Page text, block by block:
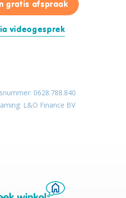
gratis afspraakvoor Wendy
videogesprek
0628.788.840
L&O Finance BV